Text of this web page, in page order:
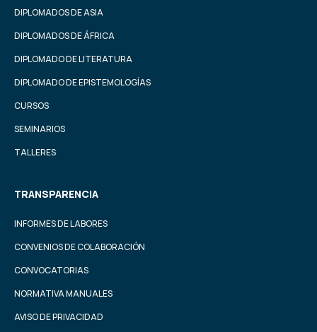
DIPLOMADOS DE ASIA
DIPLOMADOS DE ÁFRICA
DIPLOMADO DE LITERATURA
DIPLOMADO DE EPISTEMOLOGÍAS
CURSOS
SEMINARIOS
TALLERES
TRANSPARENCIA
INFORMES DE LABORES
CONVENIOS DE COLABORACIÓN
CONVOCATORIAS
NORMATIVA MANUALES
AVISO DE PRIVACIDAD